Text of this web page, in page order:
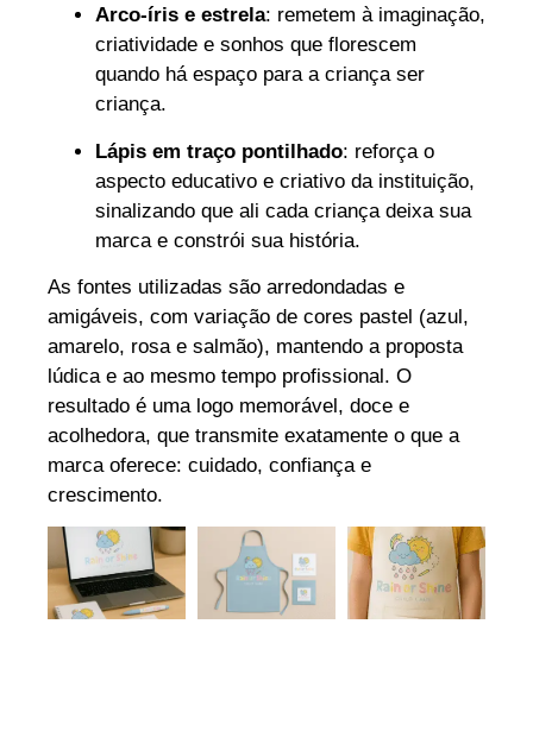
Arco-íris e estrela: remetem à imaginação,
criatividade e sonhos que florescem
quando há espaço para a criança ser
criança.
Lápis em traço pontilhado: reforça o
aspecto educativo e criativo da instituição,
sinalizando que ali cada criança deixa sua
marca e constrói sua história.
As fontes utilizadas são arredondadas e
amigáveis, com variação de cores pastel (azul,
amarelo, rosa e salmão), mantendo a proposta
lúdica e ao mesmo tempo profissional. O
resultado é uma logo memorável, doce e
acolhedora, que transmite exatamente o que a
marca oferece: cuidado, confiança e
crescimento.